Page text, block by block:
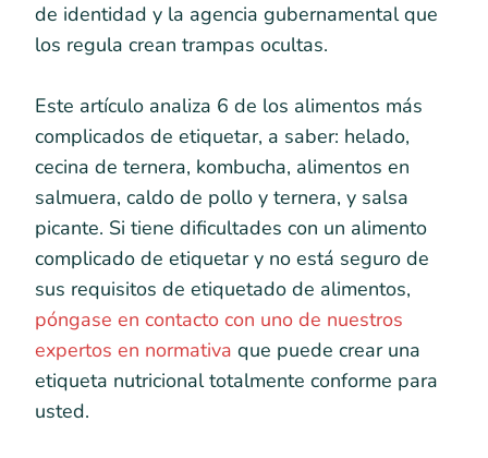
de identidad y la agencia gubernamental que
los regula crean trampas ocultas.
Este artículo analiza 6 de los alimentos más
complicados de etiquetar, a saber: helado,
cecina de ternera, kombucha, alimentos en
salmuera, caldo de pollo y ternera, y salsa
picante. Si tiene dificultades con un alimento
complicado de etiquetar y no está seguro de
sus requisitos de etiquetado de alimentos,
póngase en contacto con uno de nuestros
expertos en normativa que puede crear una
etiqueta nutricional totalmente conforme para
usted.